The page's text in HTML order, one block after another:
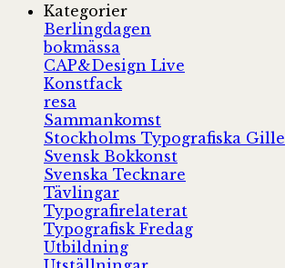
Kategorier
Berlingdagen
bokmässa
CAP&Design Live
Konstfack
resa
Sammankomst
Stockholms Typografiska Gille
Svensk Bokkonst
Svenska Tecknare
Tävlingar
Typografirelaterat
Typografisk Fredag
Utbildning